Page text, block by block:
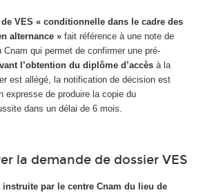
VES « conditionnelle dans le cadre des
alternance » fait référence à une note de
qui permet de confirmer une pré-
l’obtention du diplôme d’accèsà la
est allégé, la notification de décision est
expresse de produire la copie du
dans un délai de 6 mois.
la demande de dossier VES
instruite par le centre Cnam du lieu de